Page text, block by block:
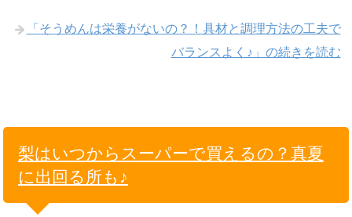
「そうめんは栄養がないの？！具材と調理方法の工夫で
バランスよく♪」の続きを読む
梨はいつからスーパーで買えるの？真夏
に出回る所も♪